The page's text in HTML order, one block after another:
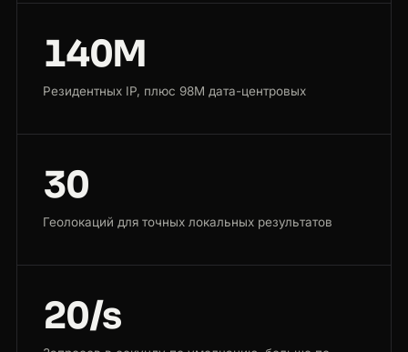
140M
Резидентных IP, плюс 98M дата-центровых
30
Геолокаций для точных локальных результатов
20/s